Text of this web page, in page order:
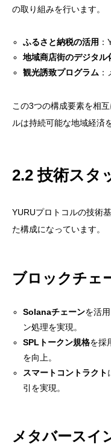
の取り組みを行います。
ふるさと納税の活用
地域商店街のデジタル
観光誘致プログラム
この3つの構成要素を相
ルは持続可能な地域経済
2.2 技術スタ
YURUプロトコルの技術
た構成になっています。
ブロックチェ
Solanaチェーンを活
ン処理を実現。
SPLトークン規格を採
を向上。
スマートコントラクト
引を実現。
メタバースイ